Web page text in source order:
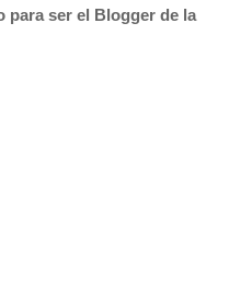
para ser el Blogger de la